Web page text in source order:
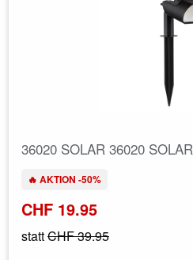
36020 SOLAR 36020 SOLAR
🔥 AKTION -50%
CHF 19.95
stattCHF 39.95